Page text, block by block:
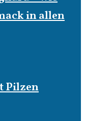
in allen
Pilzen